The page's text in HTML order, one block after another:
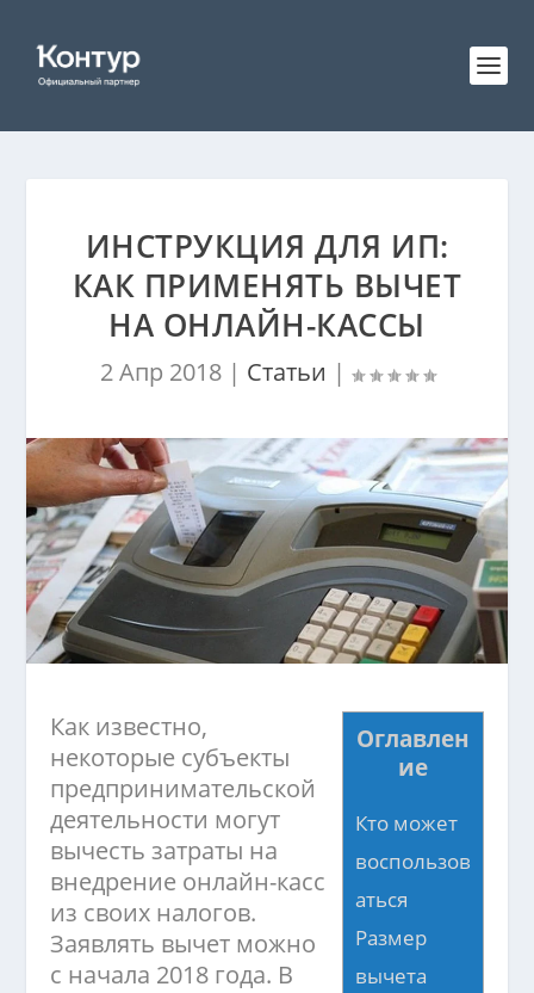
ИНСТРУКЦИЯ ДЛЯ ИП:
КАК ПРИМЕНЯТЬ ВЫЧЕТ
НА ОНЛАЙН-КАССЫ
2 Апр 2018| Статьи |
Оглавлен
ие
Кто может
воспользов
аться
Размер
вычета
Как известно,
некоторые субъекты
предпринимательской
деятельности могут
вычесть затраты на
внедрение онлайн-касс
из своих налогов.
Заявлять вычет можно
с начала 2018 года. В